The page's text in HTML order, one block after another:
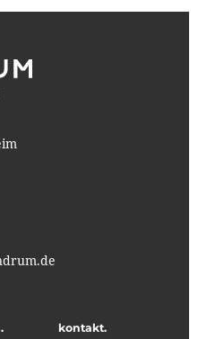
kontakt.